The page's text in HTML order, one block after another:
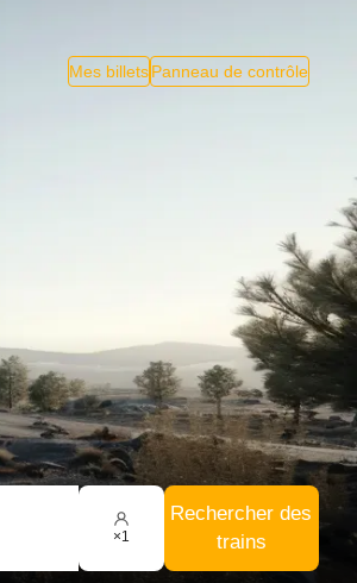
Mes billetsPanneau de contrôle
×1
Rechercher des
trains